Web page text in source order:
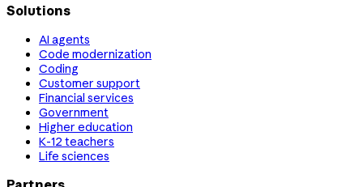
Solutions
AI agents
Code modernization
Coding
Customer support
Financial services
Government
Higher education
K-12 teachers
Life sciences